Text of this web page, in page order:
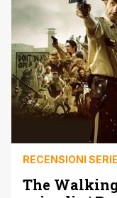
preferiti, riescono
RECENSIONI
The